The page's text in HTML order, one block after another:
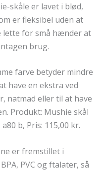
skåle er lavet i blød,
er fleksibel uden at
lette for små hænder at
brug.
farve betyder mindre
have en ekstra ved
natmad eller til at have
Produkt: Mushie skål
b, Pris: 115,00 kr.
er fremstillet i
PVC og ftalater, så